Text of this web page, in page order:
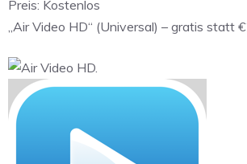
Preis: Kostenlos
„Air Video HD“ (Universal) – gratis statt